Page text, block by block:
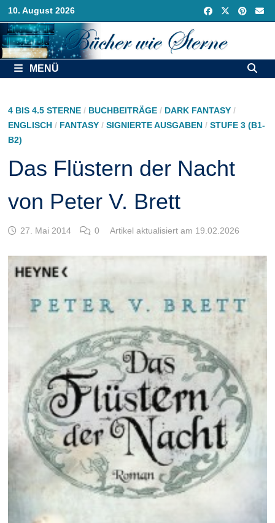
Zurück
zum
Inhalt
10. August 2026
MENÜ
4 BIS 4.5 STERNE/ BUCHBEITRÄGE/ DARK FANTASY/
ENGLISCH/ FANTASY/ SIGNIERTE AUSGABEN/ STUFE 3 (B1-
B2)
Das Flüstern der Nacht
von Peter V. Brett
27. Mai 2014 0 Artikel aktualisiert am 19.02.2026